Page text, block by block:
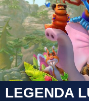
LEGENDA